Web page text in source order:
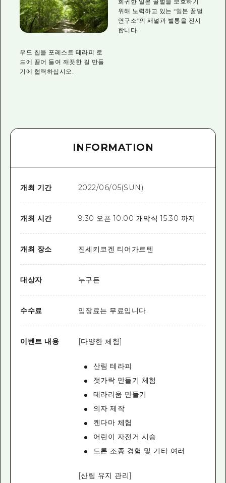
우드 칩을 포레스트 테라피 로
드에 끌어 들여 깨끗한 길 만들
기에 협력하십시오.
위해 노력하고 있는 “일본 꿀벌
연구소”의 패널과 벌통을 전시
합니다.
INFORMATION
개최 기간 2022/06/05(SUN)
개최 시간 9:30 오픈 10:00 개막식 15:30 까지
개최 장소 진세키코겐 티어가르텐
대상자 누구든
수수료 입장료는 무료입니다.
이벤트 내용 [다양한 체험]
산림 테라피
젓가락 만들기 체험
테라리움 만들기
의자 제작
켄다마 체험
어린이 자전거 시승
드론 조종 경험 및 기타 여러
[산림 유지 관리]